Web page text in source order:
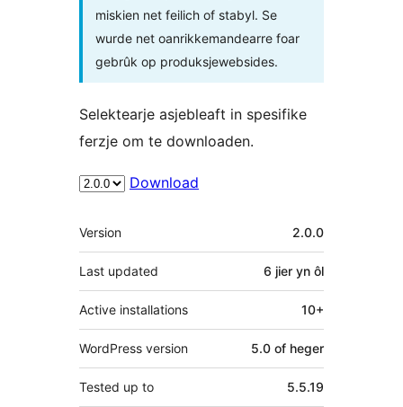
miskien net feilich of stabyl. Se
wurde net oanrikkemandearre foar
gebrûk op produksjewebsides.
Selektearje asjebleaft in spesifike
ferzje om te downloaden.
Download
Meta
Version 2.0.0
Last updated 6 jier yn ôl
Active installations 10+
WordPress version 5.0 of heger
Tested up to 5.5.19